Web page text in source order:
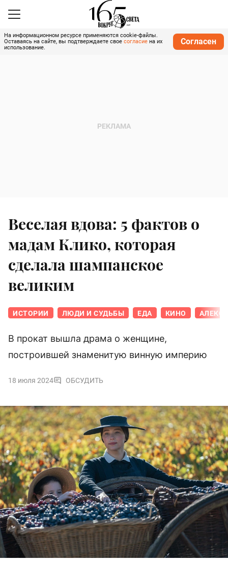
На информационном ресурсе применяются cookie-файлы.
Оставаясь на сайте, вы подтверждаете свое согласие на их
использование.
Согласен
Веселая вдова: 5 фактов о
мадам Клико, которая
сделала шампанское
великим
ИСТОРИИ ЛЮДИ И СУДЬБЫ ЕДА КИНО
В прокат вышла драма о женщине,
построившей знаменитую винную империю
18 июля 2024 ОБСУДИТЬ